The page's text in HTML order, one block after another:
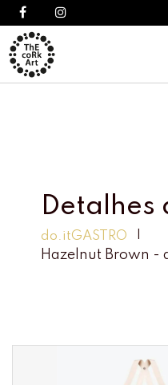
Detalhes
do.itGASTRO
Hazelnut Brown -